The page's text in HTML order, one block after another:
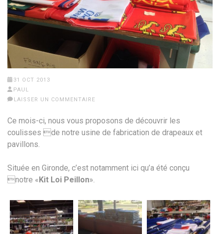
31 OCT 2013
PAUL
LAISSER UN COMMENTAIRE
Ce mois-ci, nous vous proposons de découvrir les
coulisses de notre usine de fabrication de drapeaux et
pavillons.
Située en Gironde, c’est notamment ici qu’a été conçu
notre «Kit Loi Peillon».